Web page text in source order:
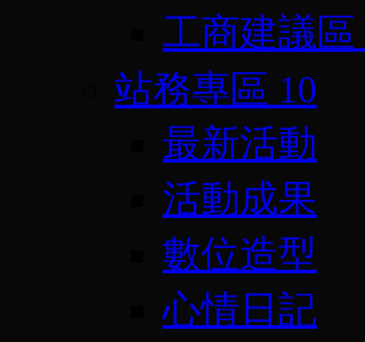
工商建議區
站務專區 10
最新活動
活動成果
數位造型
心情日記